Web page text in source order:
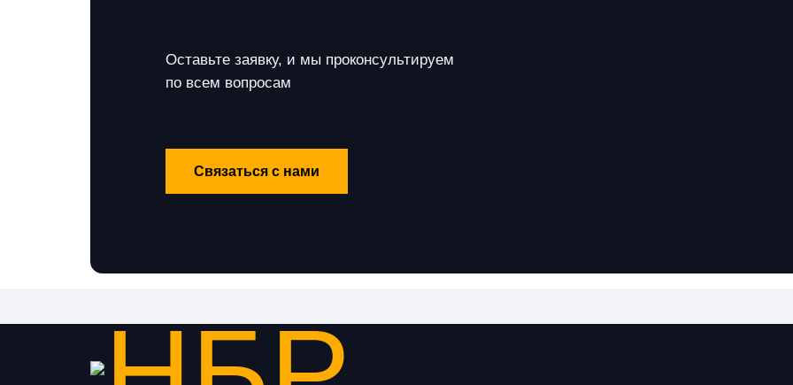
Оставьте заявку, и мы проконсультируем
по всем вопросам
Связаться с нами